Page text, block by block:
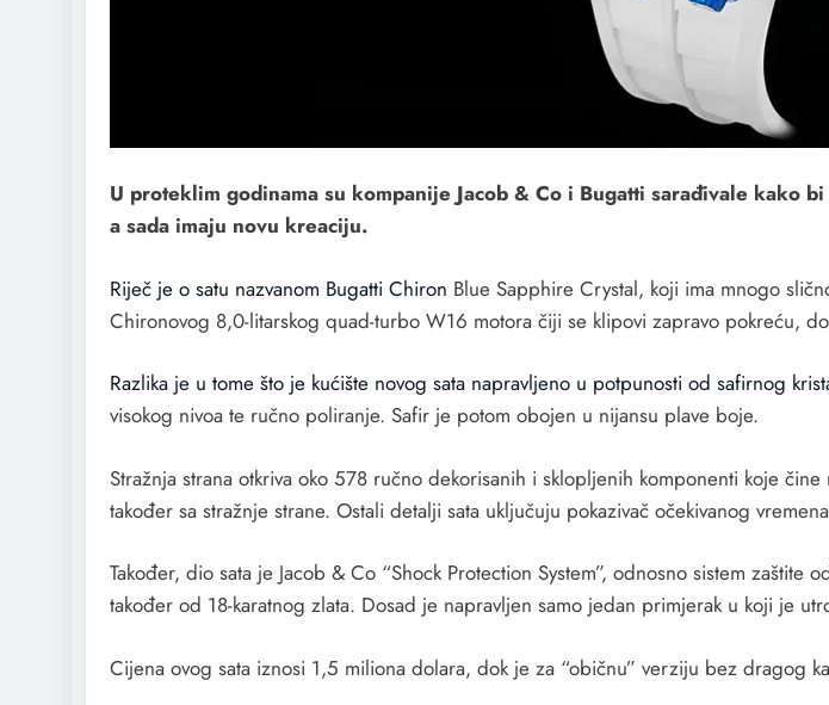
U proteklim godinama su kompanije Jacob & Co i Bugatti sarađivale kako
a sada imaju novu kreaciju.
Riječ je o satu nazvanom Bugatti Chiron Blue Sapphire Crystal, koji ima mnogo
Chironovog 8,0-litarskog quad-turbo W16 motora čiji se klipovi zapravo pokreću,
Razlika je u tome što je kućište novog sata napravljeno u potpunosti od safirnog
visokog nivoa te ručno poliranje. Safir je potom obojen u nijansu plave boje.
Stražnja strana otkriva oko 578 ručno dekorisanih i sklopljenih komponenti koje
također sa stražnje strane. Ostali detalji sata uključuju pokazivač očekivanog
Također, dio sata je Jacob & Co “Shock Protection System”, odnosno sistem
također od 18-karatnog zlata. Dosad je napravljen samo jedan primjerak u koji je
Cijena ovog sata iznosi 1,5 miliona dolara, dok je za “običnu” verziju bez dragog